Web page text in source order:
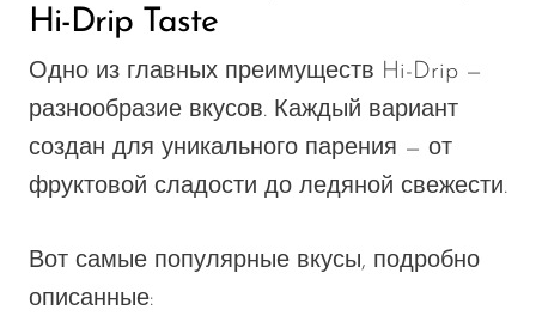
Hi-Drip Taste
Одно из главных преимуществ Hi-Drip —
разнообразие вкусов. Каждый вариант
создан для уникального парения — от
фруктовой сладости до ледяной свежести.
Вот самые популярные вкусы, подробно
описанные: